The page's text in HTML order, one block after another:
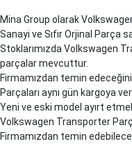
Mina Group olarak
Sanayi ve Sıfır Orjinal Parça
Stoklarımızda Volkswagen
parçalar mevcuttur.
Firmamızdan temin
Parçaları aynı gün kargoya
Yeni ve eski model ayırt
Volkswagen Transporter
Firmamızdan temin